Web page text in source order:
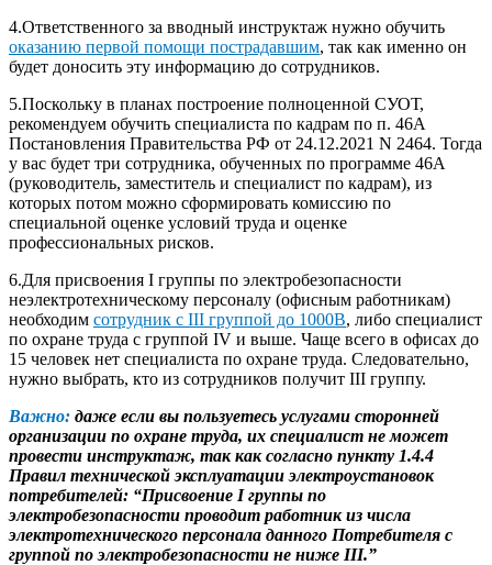
4.Ответственного за вводный инструктаж нужно обучить
оказанию первой помощи пострадавшим, так как именно он
будет доносить эту информацию до сотрудников.
5.Поскольку в планах построение полноценной СУОТ,
рекомендуем обучить специалиста по кадрам по п. 46А
Постановления Правительства РФ от 24.12.2021 N 2464. Тогда
у вас будет три сотрудника, обученных по программе 46А
(руководитель, заместитель и специалист по кадрам), из
которых потом можно сформировать комиссию по
специальной оценке условий труда и оценке
профессиональных рисков.
6.Для присвоения I группы по электробезопасности
неэлектротехническому персоналу (офисным работникам)
необходим сотрудник с III группой до 1000В, либо специалист
по охране труда с группой IV и выше. Чаще всего в офисах до
15 человек нет специалиста по охране труда. Следовательно,
нужно выбрать, кто из сотрудников получит III группу.
Важно: даже если вы пользуетесь услугами сторонней
организации по охране труда, их специалист не может
провести инструктаж, так как согласно пункту 1.4.4
Правил технической эксплуатации электроустановок
потребителей: “Присвоение I группы по
электробезопасности проводит работник из числа
электротехнического персонала данного Потребителя с
группой по электробезопасности не ниже III.”